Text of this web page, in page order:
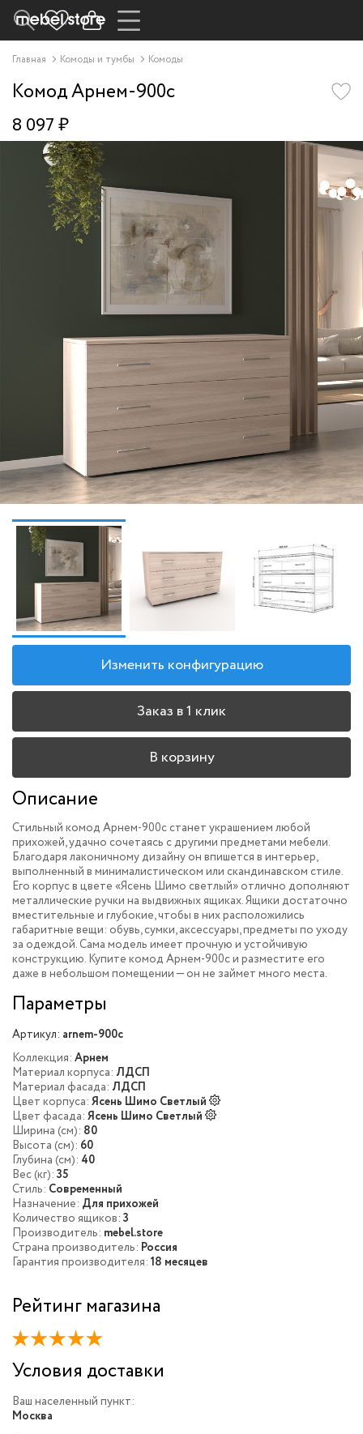
Главная Комоды и тумбы Комоды
Комод Арнем-900c
8 097 ₽
Изменить конфигурацию
Заказ в 1 клик
В корзину
Описание
Стильный комод Арнем-900c станет украшением любой
прихожей, удачно сочетаясь с другими предметами мебели.
Благодаря лаконичному дизайну он впишется в интерьер,
выполненный в минималистическом или скандинавском стиле.
Его корпус в цвете «Ясень Шимо светлый» отлично дополняют
металлические ручки на выдвижных ящиках. Ящики достаточно
вместительные и глубокие, чтобы в них расположились
габаритные вещи: обувь, сумки, аксессуары, предметы по уходу
за одеждой. Сама модель имеет прочную и устойчивую
конструкцию. Купите комод Арнем-900c и разместите его
даже в небольшом помещении — он не займет много места.
Параметры
Артикул: arnem-900c
Коллекция: Арнем
Материал корпуса: ЛДСП
Материал фасада: ЛДСП
Цвет корпуса: Ясень Шимо Светлый
Цвет фасада: Ясень Шимо Светлый
Ширина (см): 80
Высота (см): 60
Глубина (см): 40
Вес (кг): 35
Стиль: Современный
Назначение: Для прихожей
Количество ящиков: 3
Производитель: mebel.store
Страна производитель: Россия
Гарантия производителя: 18 месяцев
Рейтинг магазина
Условия доставки
Ваш населенный пункт:
Москва